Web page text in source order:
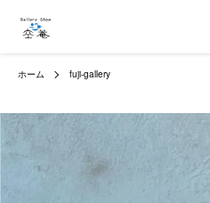
ホーム fuji-gallery